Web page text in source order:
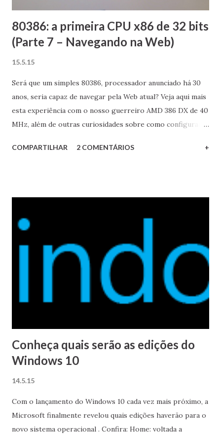
equipamento n...
80386: a primeira CPU x86 de 32 bits
(Parte 7 – Navegando na Web)
15.5.15
Será que um simples 80386, processador anunciado há 30
anos, seria capaz de navegar pela Web atual? Veja aqui mais
esta experiência com o nosso guerreiro AMD 386 DX de 40
MHz, além de outras curiosidades sobre como configurar a
antigo. Vale a pena conferir!
COMPARTILHAR 2 COMENTÁRIOS +
Conheça quais serão as edições do
Windows 10
14.5.15
Com o lançamento do Windows 10 cada vez mais próximo, a
Microsoft finalmente revelou quais edições haverão para o
novo sistema operacional . Confira: Home: voltada a